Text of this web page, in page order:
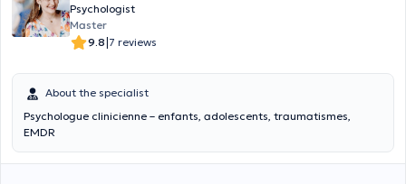
Psychologist
Master
9.8|7 reviews
About the specialist
Psychologue clinicienne – enfants, adolescents, traumatismes,
EMDR